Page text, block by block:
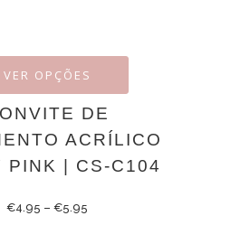
VER OPÇÕES
DE
ACRÍLICO
PINK | CS-C104
€4.95 – €5.95